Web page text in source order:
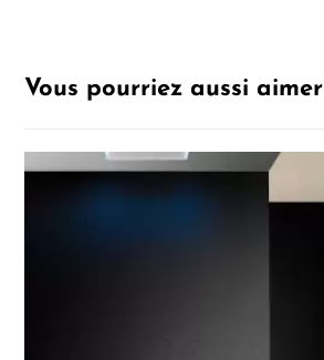
Vous pourriez aussi aimer